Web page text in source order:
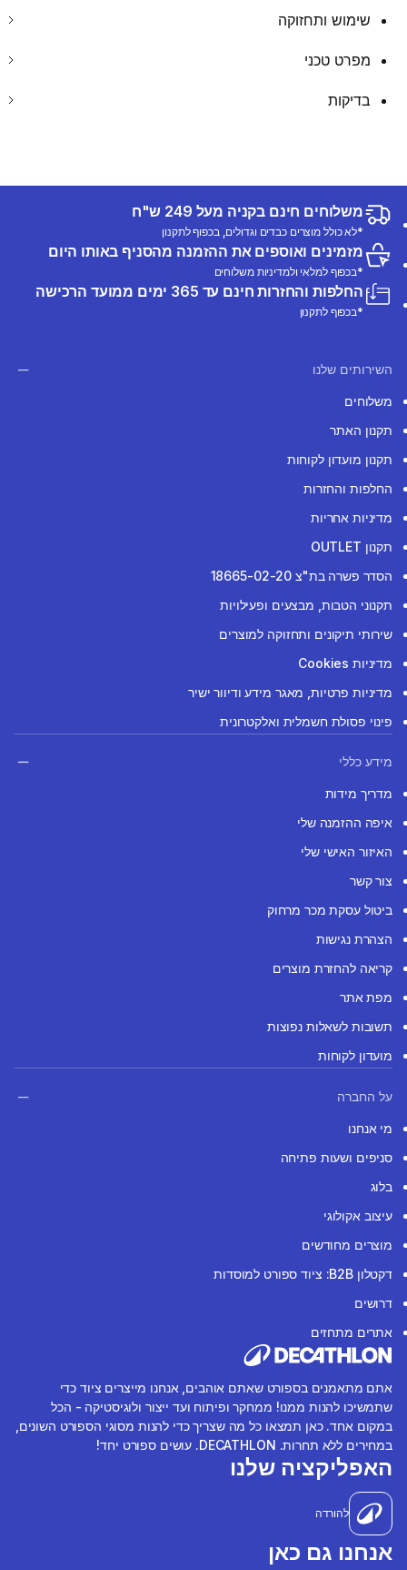
שימוש ותחזוקה
מפרט טכני
בדיקות
משלוחים חינם בקניה מעל 249 ש"ח
*לא כולל מוצרים כבדים וגדולים, בכפוף לתקנון
מזמינים ואוספים את ההזמנה מהסניף באותו היום
*בכפוף למלאי ולמדיניות משלוחים
החלפות והחזרות חינם עד 365 ימים ממועד הרכישה
*בכפוף לתקנון
השירותים שלנו
משלוחים
תקנון האתר
תקנון מועדון לקוחות
החלפות והחזרות
מדיניות אחריות
תקנון OUTLET
הסדר פשרה בת"צ 18665-02-20
תקנוני הטבות, מבצעים ופעילויות
שירותי תיקונים ותחזוקה למוצרים
מדיניות Cookies
מדיניות פרטיות, מאגר מידע ודיוור ישיר
פינוי פסולת חשמלית ואלקטרונית
מידע כללי
מדריך מידות
איפה ההזמנה שלי
האיזור האישי שלי
צור קשר
ביטול עסקת מכר מרחוק
הצהרת נגישות
קריאה להחזרת מוצרים
מפת אתר
תשובות לשאלות נפוצות
מועדון לקוחות
על החברה
מי אנחנו
סניפים ושעות פתיחה
בלוג
עיצוב אקולוגי
מוצרים מחודשים
דקטלון B2B: ציוד ספורט למוסדות
דרושים
אתרים מתחזים
אתם מתאמנים בספורט שאתם אוהבים, אנחנו מייצרים ציוד כדי
שתמשיכו להנות ממנו! ממחקר ופיתוח ועד ייצור ולוגיסטיקה - הכל
במקום אחד. כאן תמצאו כל מה שצריך כדי להנות מסוגי הספורט השונים,
במחירים ללא תחרות. DECATHLON. עושים ספורט יחד!
האפליקציה שלנו
להורדה
אנחנו גם כאן